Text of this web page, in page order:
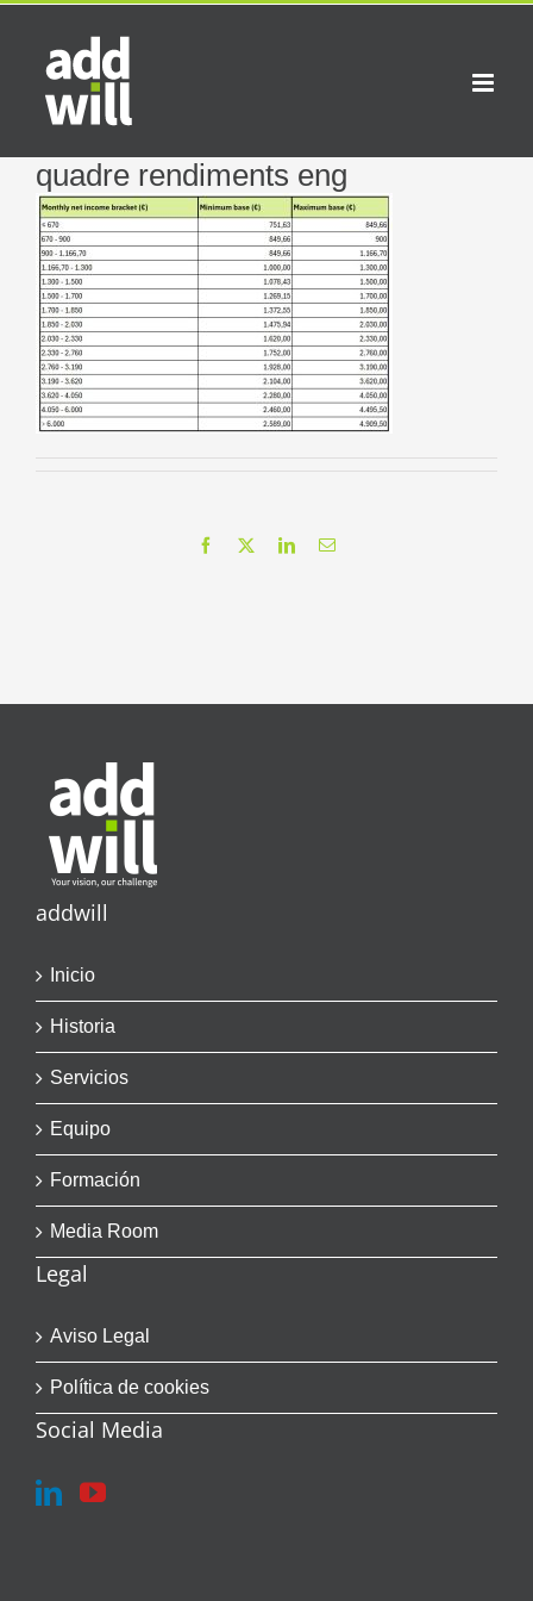
Saltar
contenido
quadre rendiments eng
Facebook LinkedInCorreo
addwill
Inicio
Historia
Servicios
Equipo
Formación
Media Room
Legal
Aviso Legal
Política de cookies
Social Media